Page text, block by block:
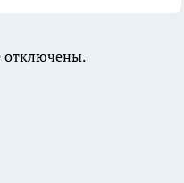
отключены.